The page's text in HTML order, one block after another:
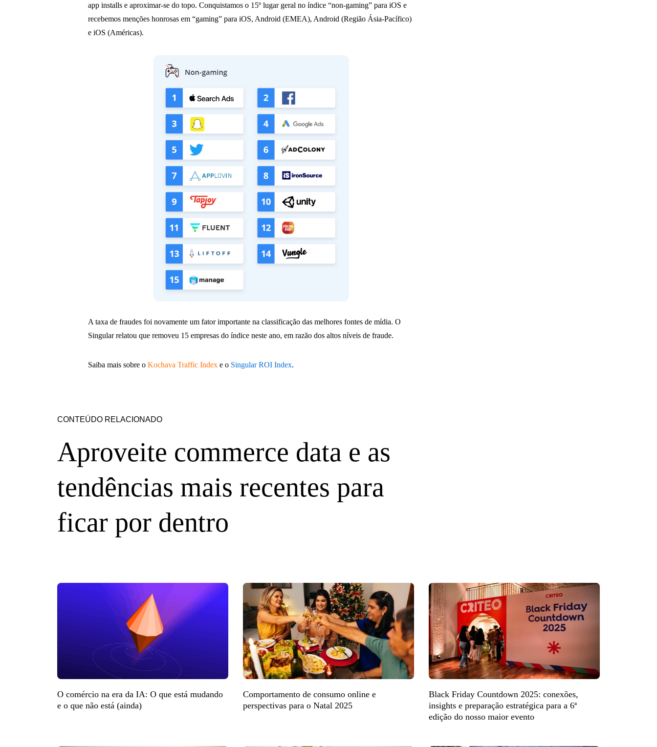
app installs e aproximar-se do topo. Conquistamos o 15º lugar geral no índice “non-gaming” para iOS e
recebemos menções honrosas em “gaming” para iOS, Android (EMEA), Android (Região Ásia-Pacífico)
e iOS (Américas).
A taxa de fraudes foi novamente um fator importante na classificação das melhores fontes de mídia. O
Singular relatou que removeu 15 empresas do índice neste ano, em razão dos altos níveis de fraude.
Saiba mais sobre oKochava Traffic Index e o Singular ROI Index.
CONTEÚDO RELACIONADO
Aproveite commerce data e as
tendências mais recentes para
ficar por dentro
O comércio na era da IA: O que está mudando
e o que não está (ainda)
Comportamento de consumo online e
perspectivas para o Natal 2025
Black Friday Countdown 2025: conexões,
insights e preparação estratégica para a 6ª
edição do nosso maior evento